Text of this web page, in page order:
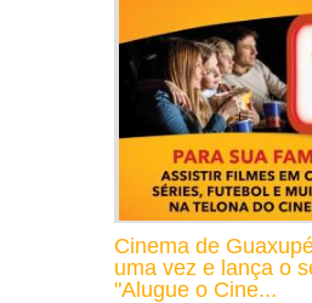
Cinema de
uma vez e lança o
"Alugue o Cine...